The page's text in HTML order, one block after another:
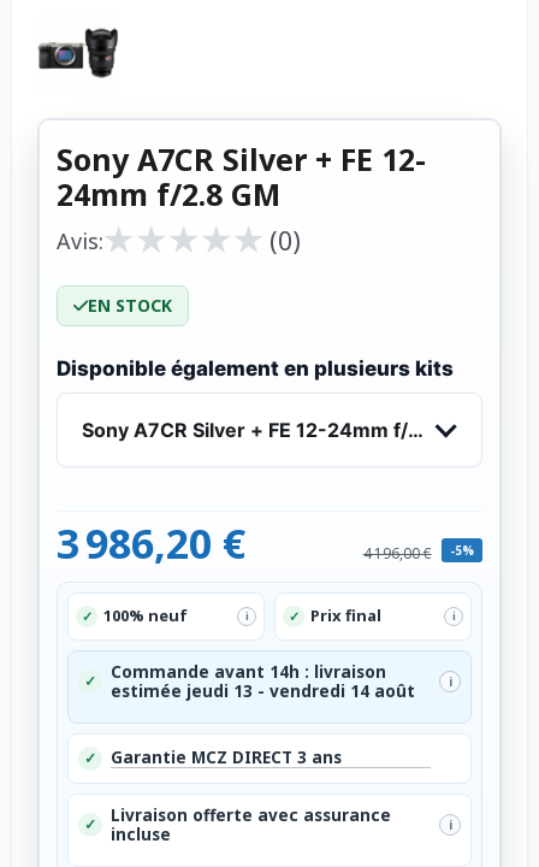
Sony A7CR Silver + FE 12-
24mm f/2.8 GM
Avis:★
★★
★★
★★
★★
★ (0)
EN STOCK
Disponible également en plusieurs kits
Sony A7CR Silver + FE 12-24mm f/2.8 GM
3 986,20 € 4 196,00 € -5%
✓ 100% neuf i ✓ Prix final i
✓
Commande avant 14h : livraison
estimée jeudi 13 - vendredi 14 août
i
✓ Garantie MCZ DIRECT 3 ans
✓
Livraison offerte avec assurance
incluse
i